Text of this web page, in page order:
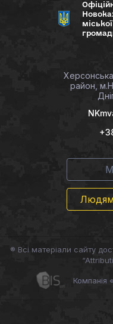
район,
® Всі матеріали сайту
Компанія